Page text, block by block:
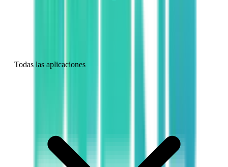
Todas las aplicaciones